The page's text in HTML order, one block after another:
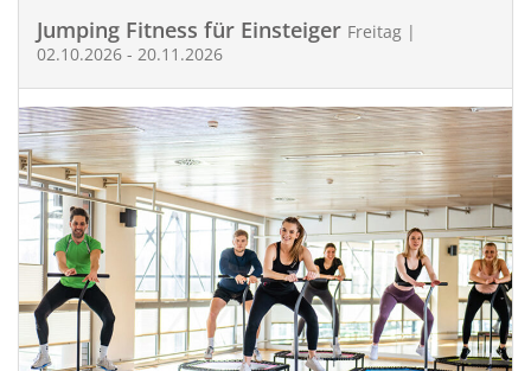
Jumping Fitness für Einsteiger Freitag |
02.10.2026 - 20.11.2026